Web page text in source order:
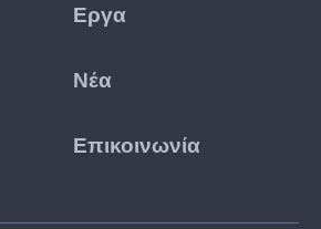
Εργα
Νέα
Επικοινωνία